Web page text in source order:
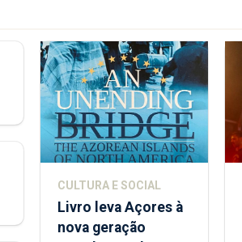
CULTURA E SOCIAL
Livro leva Açores à
nova geração